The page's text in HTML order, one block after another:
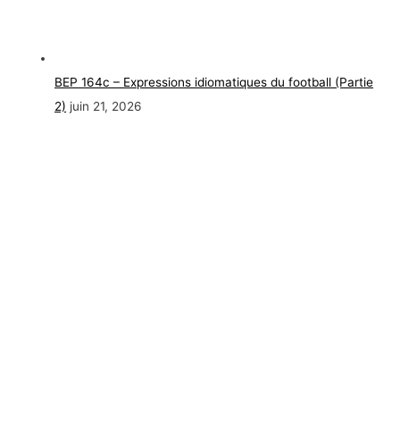
BEP 164c – Expressions idiomatiques du football (Partie
2) juin 21, 2026